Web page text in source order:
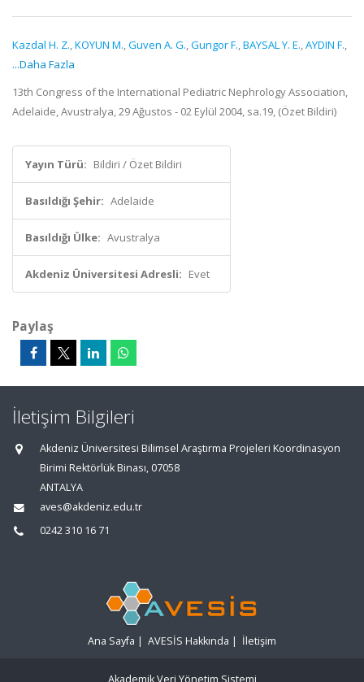
Kazdal H. Z.,KOYUN M.,Guven A. G.,Gungor F.,BAYSAL Y. E.,AYDIN F.,
...Daha Fazla
13th Congress of the International Pediatric Nephrology Association,
Adelaide, Avustralya, 29 Ağustos - 02 Eylül 2004, sa.19, (Özet Bildiri)
Yayın Türü: Bildiri / Özet Bildiri
Basıldığı Şehir: Adelaide
Basıldığı Ülke: Avustralya
Akdeniz Üniversitesi Adresli: Evet
Paylaş
İletişim Bilgileri
Akdeniz Üniversitesi Bilimsel Araştırma Projeleri Koordinasyon
Birimi Rektörlük Binası, 07058
ANTALYA
aves@akdeniz.edu.tr
0242 310 16 71
Ana Sayfa | AVESİS Hakkında | İletişim
Akademik Veri Yönetim Sistemi